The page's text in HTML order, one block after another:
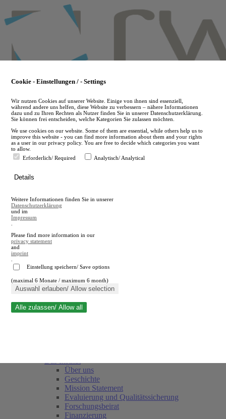
to
main
en
A
A
Suche schließen
Über uns
Geschichte
Mission Statement
Evaluierung und Qualitätssicherung
Forschungsbeirat
Finanzierung
Cookie - Einstellungen / - Settings
Wir nutzen Cookies auf unserer Website. Einige von ihnen sind essenziell,
während andere uns helfen, diese Website zu verbessern – nähere Informationen
dazu und zu Ihren Rechten als Nutzer finden Sie in unserer Datenschutzerklärung.
Sie können frei entscheiden, welche Kategorien Sie zulassen möchten.
We use cookies on our website. Some of them are essential, while others help us to
improve this website - you can find more information about them and your rights
as a user in our privacy policy. You are free to decide which categories you want
to allow.
Erforderlich/ Required
Analytisch/ Analytical
Details
Weitere Informationen finden Sie in unserer
Datenschutzerklärung
und im
Impressum
Please find more information in our
privacy statement
and
imprint
Einstellung speichern/ Save options
(maximal 6 Monate / maximum 6 month)
Auswahl erlauben/ Allow selection
Alle zulassen/ Allow all